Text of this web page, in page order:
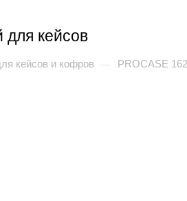
для кейсов
кейсов и кофров — PROCASE